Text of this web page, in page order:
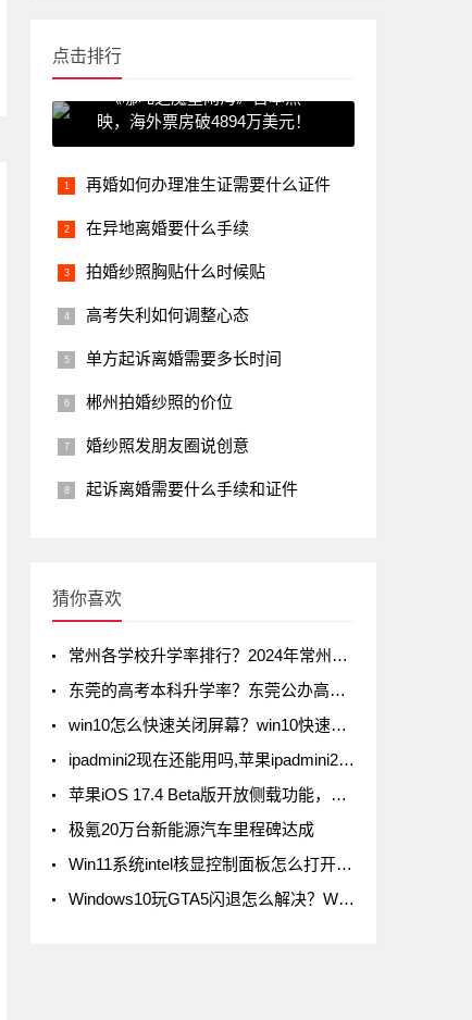
点击排行
《哪吒之魔童闹海》日本热
映，海外票房破4894万美元！
再婚如何办理准生证需要什么证件
在异地离婚要什么手续
拍婚纱照胸贴什么时候贴
高考失利如何调整心态
单方起诉离婚需要多长时间
郴州拍婚纱照的价位
婚纱照发朋友圈说创意
起诉离婚需要什么手续和证件
猜你喜欢
常州各学校升学率排行？2024年常州初中升学率排名
东莞的高考本科升学率？东莞公办高中录取率有多少
win10怎么快速关闭屏幕？win10快速关闭屏幕方法
ipadmini2现在还能用吗,苹果ipadmini2现在还能用吗
苹果iOS 17.4 Beta版开放侧载功能，但iPad不在列
极氪20万台新能源汽车里程碑达成
Win11系统intel核显控制面板怎么打开-打开intel核显控制面板的方法
Windows10玩GTA5闪退怎么解决？Windows10玩GTA5闪退解决方法